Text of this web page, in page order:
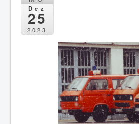
Dez
25
2023